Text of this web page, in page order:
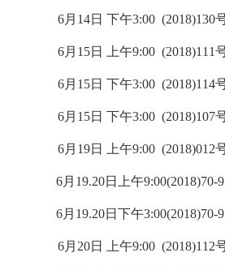
6月14日 下午3:00 (2018)130
6月15日 上午9:00 (2018)111
6月15日 下午3:00 (2018)114
6月15日 下午3:00 (2018)107
6月19日 上午9:00 (2018)012
6月19.20日上午9:00(2018)70-
6月19.20日下午3:00(2018)70-
6月20日 上午9:00 (2018)112